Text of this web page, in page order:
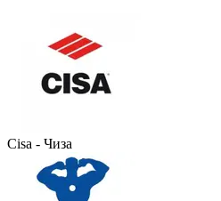
Cisa - Чиза